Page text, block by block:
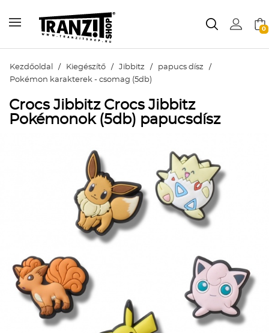
0
Kezdőoldal / Kiegészítő / Jibbitz / papucs dísz /
Pokémon karakterek - csomag (5db)
Crocs Jibbitz Crocs Jibbitz
Pokémonok (5db) papucsdísz